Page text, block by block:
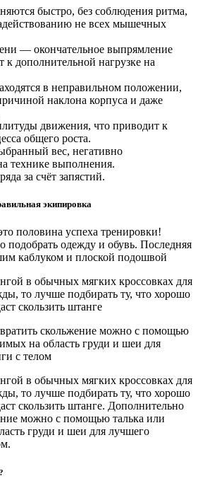
быстро, без соблюдения ритма,
не всех мышечных
— окончательное выпрямление
к дополнительной нагрузке на
в неправильном положении,
наклона корпуса и даже
движения, что приводит к
общего роста.
вес, негативно
технике выполнения.
за счёт запястий.
экипировка
половина успеха тренировки!
подобрать одежду и обувь. Последняя
каблуком и плоской подошвой
в обычных мягких кроссовках для
то лучше подбирать ту, что хорошо
скользить штанге
скольжение можно с помощью
на область груди и шеи для
с телом
в обычных мягких кроссовках для
то лучше подбирать ту, что хорошо
скользить штанге. Дополнительно
можно с помощью талька или
груди и шеи для лучшего